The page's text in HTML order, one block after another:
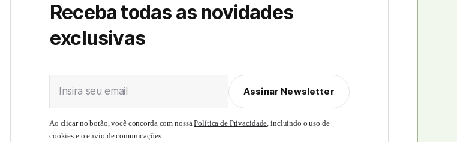
Receba todas as novidades
exclusivas
Insira seu email Assinar Newsletter
Ao clicar no botão, você concorda com nossaPolítica de Privacidade, incluindo o uso de
cookies e o envio de comunicações.